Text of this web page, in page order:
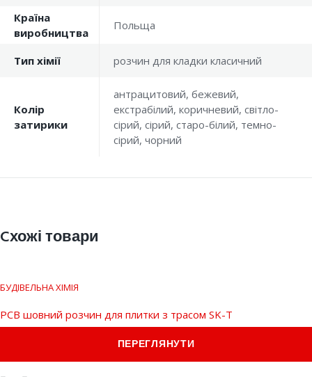
Країна
виробництва
Польща
Тип хімії розчин для кладки класичний
Колір
затирики
антрацитовий, бежевий,
екстрабілий, коричневий, світло-
сірий, сірий, старо-білий, темно-
сірий, чорний
Cхожі товари
БУДІВЕЛЬНА ХІМІЯ
PCB шовний розчин для плитки з трасом SK-T
ПЕРЕГЛЯНУТИ